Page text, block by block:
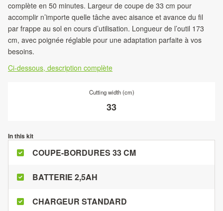
complète en 50 minutes. Largeur de coupe de 33 cm pour
accomplir n’importe quelle tâche avec aisance et avance du fil
par frappe au sol en cours d’utilisation. Longueur de l’outil 173
cm, avec poignée réglable pour une adaptation parfaite à vos
besoins.
Ci-dessous, description complète
Cutting width (cm)
33
In this kit
COUPE-BORDURES 33 CM
BATTERIE 2,5AH
CHARGEUR STANDARD